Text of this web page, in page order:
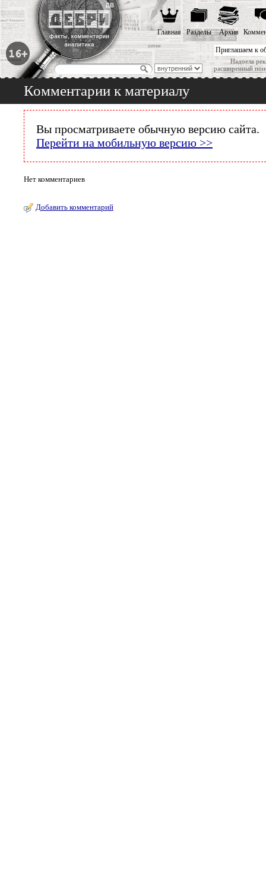
Приглашаем к
Надоела
расширенный
Главная Разделы Архив
Комментарии к материалу
Вы просматриваете обычную версию сайта.
Перейти на мобильную версию >>
Нет комментариев
Добавить комментарий